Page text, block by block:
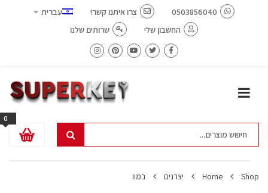
0503856040 צרו איתנו קשר!
עברית
החשבון שלי
שרותים שלנו
0
Home Shop יצרנים במוו